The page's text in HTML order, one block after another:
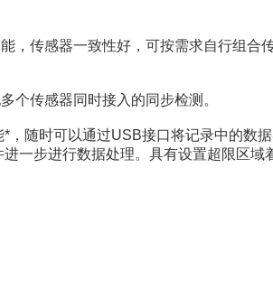
传感器一致性好，可按需求自行组合
传感器同时接入的同步检测。
，随时可以通过USB接口将记录中的数
一步进行数据处理。具有设置超限区域